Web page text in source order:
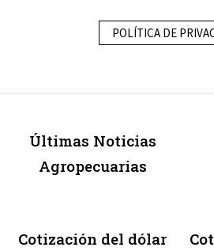
POLÍTICA DE
Últimas Noticias
Agropecuarias
Cotización del dólar